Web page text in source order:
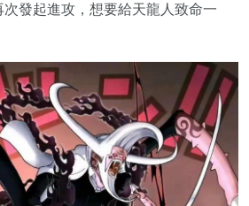
發起進攻，想要給天龍人致命一